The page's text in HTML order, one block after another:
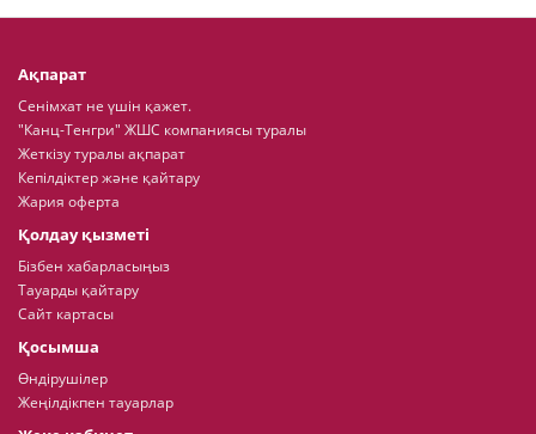
Ақпарат
Сенімхат не үшін қажет.
"Канц-Тенгри" ЖШС компаниясы туралы
Жеткізу туралы ақпарат
Кепілдіктер және қайтару
Жария оферта
Қолдау қызметі
Бізбен хабарласыңыз
Тауарды қайтару
Сайт картасы
Қосымша
Өндірушілер
Жеңілдікпен тауарлар